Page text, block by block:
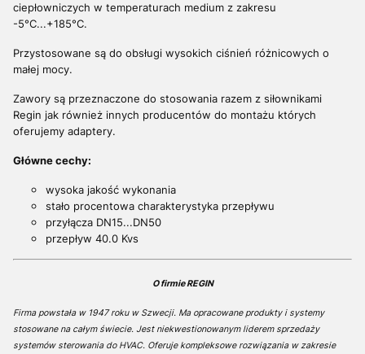
ciepłowniczych w temperaturach medium z zakresu
-5°C...+185°C.
Przystosowane są do obsługi wysokich ciśnień różnicowych o
małej mocy.
Zawory są przeznaczone do stosowania razem z siłownikami
Regin jak również innych producentów do montażu których
oferujemy adaptery.
Główne cechy:
wysoka jakość wykonania
stało procentowa charakterystyka przepływu
przyłącza DN15...DN50
przepływ 40.0 Kvs
O firmie REGIN
Firma powstała w 1947 roku w Szwecji. Ma opracowane produkty i systemy
stosowane na całym świecie. Jest niekwestionowanym liderem sprzedaży
systemów sterowania do HVAC. Oferuje kompleksowe rozwiązania w zakresie